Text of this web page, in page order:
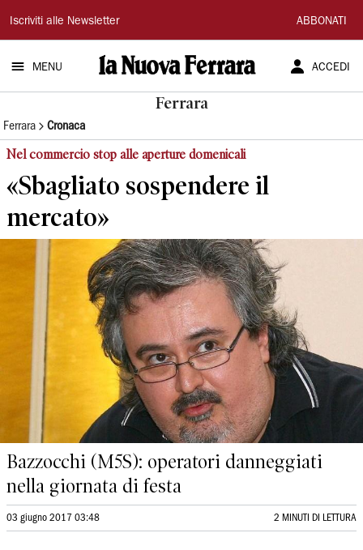
La
Nuova
Ferrara
Iscriviti alle Newsletter ABBONATI
MENU ACCEDI
Ferrara
Ferrara Cronaca
Nel commercio stop alle aperture domenicali
«Sbagliato sospendere il
mercato»
Bazzocchi (M5S): operatori danneggiati
nella giornata di festa
03 giugno 2017 03:48 2 MINUTI DI LETTURA